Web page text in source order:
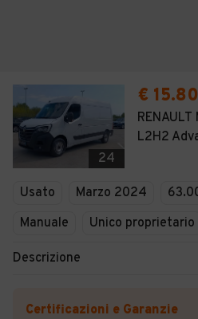
24
€
L2H2
Usato Marzo 2024
Manuale
Unico proprietario
Descrizione
Certificazioni e Garanzie